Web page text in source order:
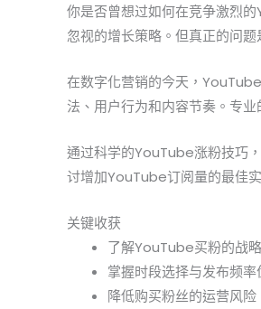
你是否曾想过如何在竞争激烈
忽视的增长策略。但真正的问题
在数字化营销的今天，
法、用户行为和内容节奏。专业
通过科学的YouTube涨粉技巧
讨增加YouTube订阅量的最佳
关键收获
了解YouTube买粉的战
掌握时段选择与发布频率
降低购买粉丝的运营风险